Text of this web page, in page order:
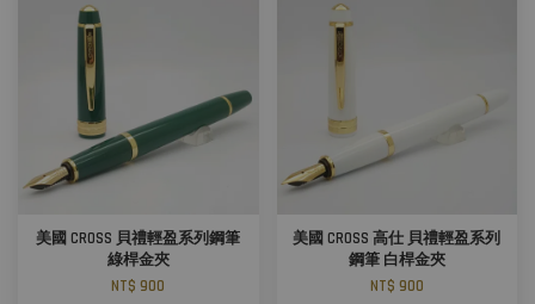
美國 CROSS 貝禮輕盈系列鋼筆
綠桿金夾
NT$ 900
美國 CROSS 高仕 貝禮輕盈系列
鋼筆 白桿金夾
NT$ 900